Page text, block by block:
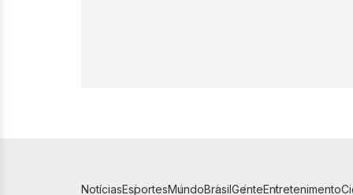
NotíciasEsportesMundoBrasilGenteEntretenimento